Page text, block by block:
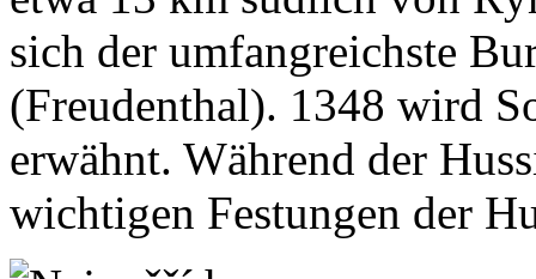
sich der umfangreichste
(Freudenthal). 1348 wird
erwähnt. Während der
wichtigen Festungen der